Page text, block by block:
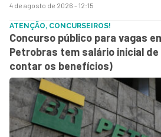
4 de agosto de 2026 - 12:15
ATENÇÃO, CONCURSEIROS!
Concurso público para vagas
Petrobras tem salário inicial de
contar os benefícios)